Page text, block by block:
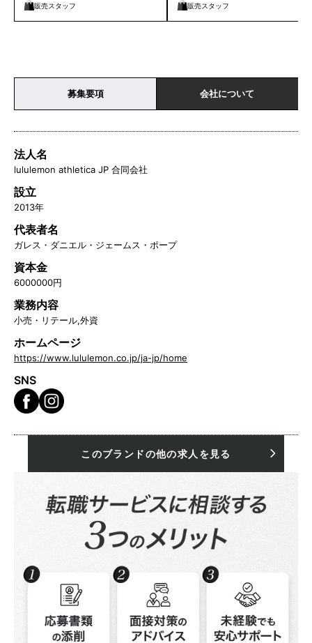
販売スタッフ
販売スタッフ
募集要項 会社について
法人名
lululemon athletica JP 合同会社
設立
2013年
代表者名
ガレス・ダニエル・ジェームス・ポープ
資本金
6000000円
業務内容
小売・リテール,外資
ホームページ
https://www.lululemon.co.jp/ja-jp/home
SNS
このブランドの他の求人を見る